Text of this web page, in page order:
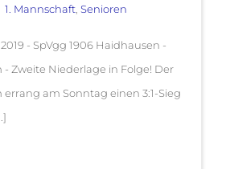
1. Mannschaft, Senioren
- SpVgg 1906 Haidhausen -
- Zweite Niederlage in Folge! Der
errang am Sonntag einen 3:1-Sieg